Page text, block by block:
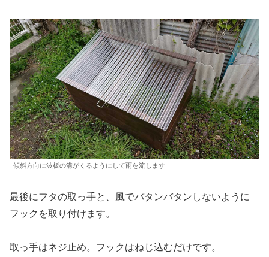
傾斜方向に波板の溝がくるようにして雨を流します
最後にフタの取っ手と、風でバタンバタンしないように
フックを取り付けます。
取っ手はネジ止め。フックはねじ込むだけです。